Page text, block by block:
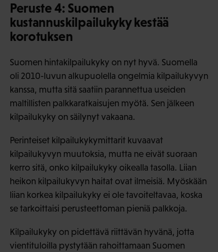
Peruste 4: Suomen
kustannuskilpailukyky kestää
korotuksen
Suomen hintakilpailukyky on nyt hyvä. Suomella
oli 2010-luvun alkupuolella ongelmia kilpailukyvyn
kanssa, mutta sitä saatiin parannettua useiden
maltillisten palkkaratkaisujen myötä. Sen jälkeen
kilpailukyky on säilynyt vakaana.
Perinteiset kilpailukykymittarit kuvaavat
kilpailukyvyn muutoksia, mutta ne eivät suoraan
kerro sitä, onko kilpailukyky oikealla tasolla. Liian
heikon kilpailukyvyn haitat ovat ilmeisiä. Myöskään
liian korkea kilpailukyky ei ole tavoiteltavaa, koska
se tarkoittaisi perusteettoman pieniä palkkoja.
Kilpailukyky on pidettävä riittävän hyvänä, jotta
vientituloilla pystytään rahoittamaan Suomen